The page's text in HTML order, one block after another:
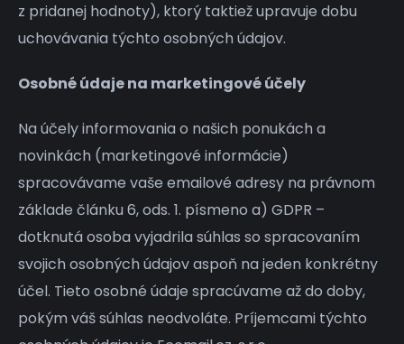
z pridanej hodnoty), ktorý taktiež upravuje dobu
uchovávania týchto osobných údajov.
Osobné údaje na marketingové účely
Na účely informovania o našich ponukách a
novinkách (marketingové informácie)
spracovávame vaše emailové adresy na právnom
základe článku 6, ods. 1. písmeno a) GDPR –
dotknutá osoba vyjadrila súhlas so spracovaním
svojich osobných údajov aspoň na jeden konkrétny
účel. Tieto osobné údaje spracúvame až do doby,
pokým váš súhlas neodvoláte. Príjemcami týchto